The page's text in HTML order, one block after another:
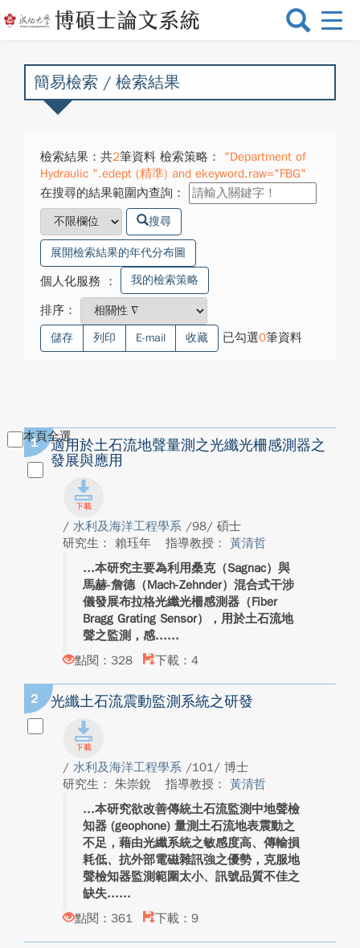
選
換
簡易檢索 / 檢索結果
檢索結果：共2筆資料 檢索策略：
"Department of
Hydraulic ".edept (精準) and ekeyword.raw="FBG"
在搜尋的結果範圍內查詢：
搜尋
展開檢索結果的年代分布圖
個人化服務 ： 我的檢索策略
排序：
儲存 列印 E-mail 收藏 已勾選0筆資料
本頁全選
1
適用於土石流地聲量測之光纖光柵感測器之
發展與應用
/ 水利及海洋工程學系 /98/ 碩士
研究生： 賴珏年
指導教授： 黃清哲
本研究主要為利用桑克（Sagnac）與
馬赫-詹德（Mach-Zehnder）混合式干涉
儀發展布拉格光纖光柵感測器（Fiber
Bragg Grating Sensor），用於土石流地
聲之監測，感...
點閱：328
下載：4
2 光纖土石流震動監測系統之研發
/ 水利及海洋工程學系 /101/ 博士
研究生： 朱崇銳
指導教授： 黃清哲
本研究欲改善傳統土石流監測中地聲檢
知器 (geophone) 量測土石流地表震動之
不足，藉由光纖系統之敏感度高、傳輸損
耗低、抗外部電磁雜訊強之優勢，克服地
聲檢知器監測範圍太小、訊號品質不佳之
缺失...
點閱：361
下載：9